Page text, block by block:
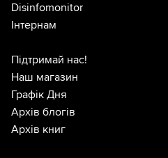
Disinfomonitor
Інтернам
Підтримай нас!
Наш магазин
Графік Дня
Архів блогів
Архів книг